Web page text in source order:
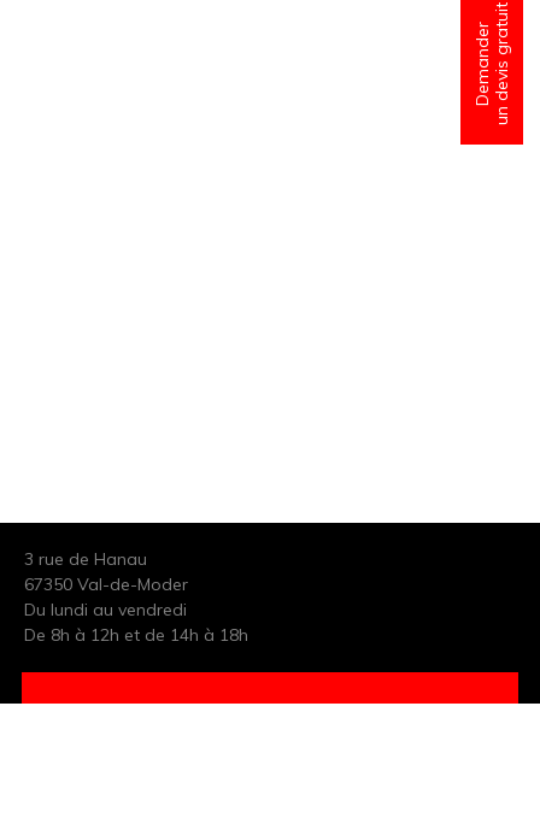
Demanderun devis gratuit
3 rue de Hanau
67350 Val-de-Moder
Du lundi au vendredi
De 8h à 12h et de 14h à 18h